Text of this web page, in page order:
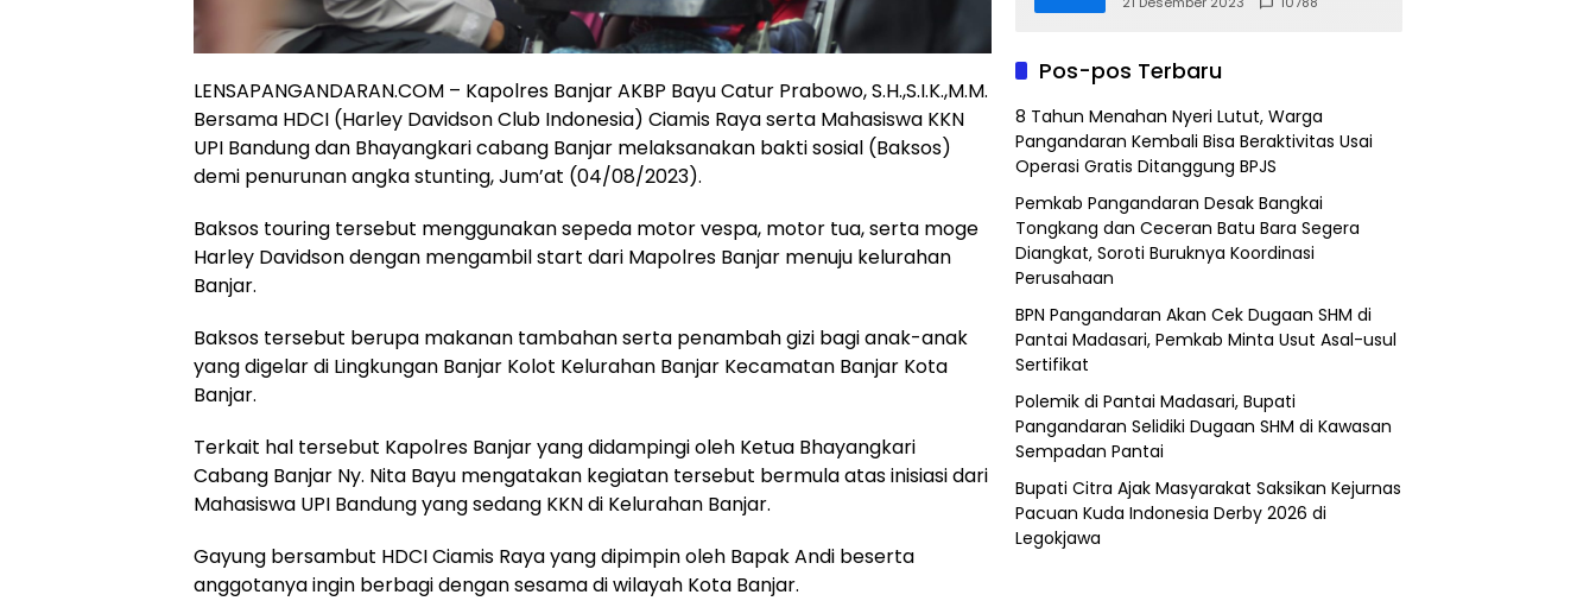
LENSAPANGANDARAN.COM – Kapolres Banjar AKBP Bayu Catur Prabowo, S.H.,S.I.K.,M.M.
Bersama HDCI (Harley Davidson Club Indonesia) Ciamis Raya serta Mahasiswa KKN
UPI Bandung dan Bhayangkari cabang Banjar melaksanakan bakti sosial (Baksos)
demi penurunan angka stunting, Jum’at (04/08/2023).
Baksos touring tersebut menggunakan sepeda motor vespa, motor tua, serta moge
Harley Davidson dengan mengambil start dari Mapolres Banjar menuju kelurahan
Banjar.
Baksos tersebut berupa makanan tambahan serta penambah gizi bagi anak-anak
yang digelar di Lingkungan Banjar Kolot Kelurahan Banjar Kecamatan Banjar Kota
Banjar.
Terkait hal tersebut Kapolres Banjar yang didampingi oleh Ketua Bhayangkari
Cabang Banjar Ny. Nita Bayu mengatakan kegiatan tersebut bermula atas inisiasi dari
Mahasiswa UPI Bandung yang sedang KKN di Kelurahan Banjar.
Gayung bersambut HDCI Ciamis Raya yang dipimpin oleh Bapak Andi beserta
anggotanya ingin berbagi dengan sesama di wilayah Kota Banjar.
Pos-pos Terbaru
8 Tahun Menahan Nyeri Lutut, Warga
Pangandaran Kembali Bisa Beraktivitas Usai
Operasi Gratis Ditanggung BPJS
Pemkab Pangandaran Desak Bangkai
Tongkang dan Ceceran Batu Bara Segera
Diangkat, Soroti Buruknya Koordinasi
Perusahaan
BPN Pangandaran Akan Cek Dugaan SHM di
Pantai Madasari, Pemkab Minta Usut Asal-usul
Sertifikat
Polemik di Pantai Madasari, Bupati
Pangandaran Selidiki Dugaan SHM di Kawasan
Sempadan Pantai
Bupati Citra Ajak Masyarakat Saksikan Kejurnas
Pacuan Kuda Indonesia Derby 2026 di
Legokjawa